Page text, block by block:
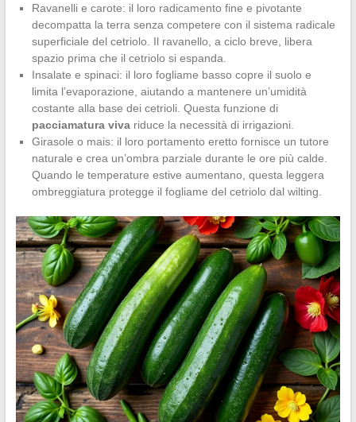
Ravanelli e carote: il loro radicamento fine e pivotante
decompatta la terra senza competere con il sistema radicale
superficiale del cetriolo. Il ravanello, a ciclo breve, libera
spazio prima che il cetriolo si espanda.
Insalate e spinaci: il loro fogliame basso copre il suolo e
limita l’evaporazione, aiutando a mantenere un’umidità
costante alla base dei cetrioli. Questa funzione di
pacciamatura vivariduce la necessità di irrigazioni.
Girasole o mais: il loro portamento eretto fornisce un tutore
naturale e crea un’ombra parziale durante le ore più calde.
Quando le temperature estive aumentano, questa leggera
ombreggiatura protegge il fogliame del cetriolo dal wilting.